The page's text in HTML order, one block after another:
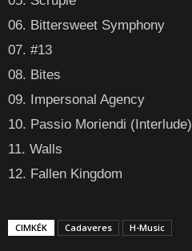
06. Bittersweet Symphony
07. #13
08. Bites
09. Impersonal Agency
10. Passio Moriendi (Interlude)
11. Walls
12. Fallen Kingdom
CIMKÉK Cadaveres H-Music